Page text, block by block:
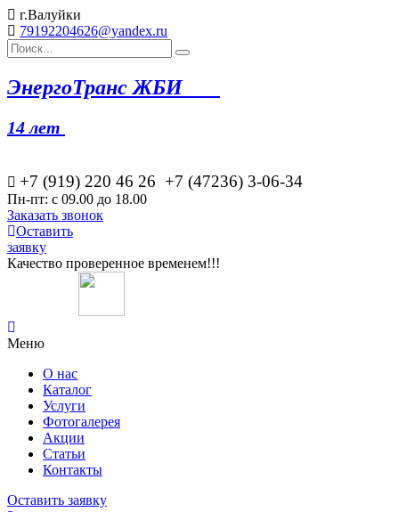
г.Валуйки
79192204626@yandex.ru
ЭнергоТранс ЖБИ
14 лет
+7 (919) 220 46 26 +7 (47236) 3-06-34
Пн-пт: с 09.00 до 18.00
Заказать звонок
Оставить
заявку
Качество проверенное временем!!!
Меню
О нас
Каталог
Услуги
Фотогалерея
Акции
Статьи
Контакты
Оставить заявку